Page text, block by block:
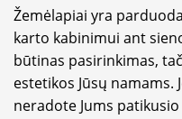
Žemėlapiai yra
karto kabinimui ant
būtinas pasirinkimas,
estetikos Jūsų
neradote Jums